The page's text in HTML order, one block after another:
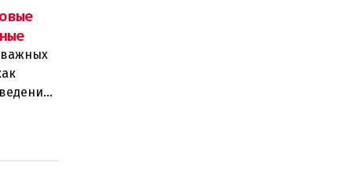
важных